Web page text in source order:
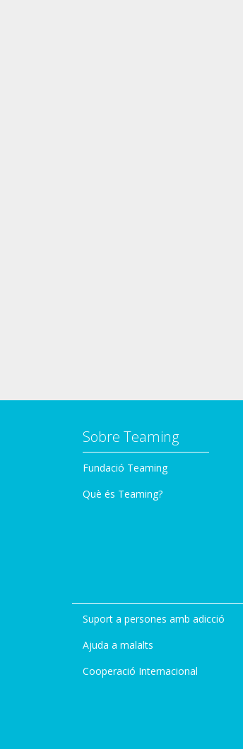
Sobre Teaming
Fundació Teaming
Què és Teaming?
Suport a persones amb adicció
Ajuda a malalts
Cooperació Internacional